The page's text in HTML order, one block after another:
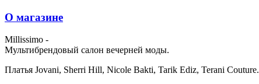
О магазине
Millissimo -
Мультибрендовый салон вечерней моды.
Платья Jovani, Sherri Hill, Nicole Bakti, Tarik Ediz, Terani Couture.